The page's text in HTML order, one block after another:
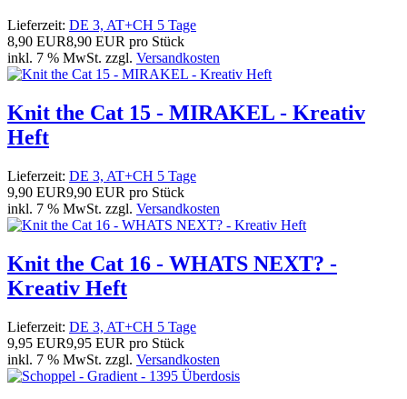
Lieferzeit: DE 3, AT+CH 5 Tage
8,90 EUR8,90 EUR pro Stück
inkl. 7 % MwSt. zzgl. Versandkosten
Knit the Cat 15 - MIRAKEL - Kreativ
Heft
Lieferzeit: DE 3, AT+CH 5 Tage
9,90 EUR9,90 EUR pro Stück
inkl. 7 % MwSt. zzgl. Versandkosten
Knit the Cat 16 - WHATS NEXT? -
Kreativ Heft
Lieferzeit: DE 3, AT+CH 5 Tage
9,95 EUR9,95 EUR pro Stück
inkl. 7 % MwSt. zzgl. Versandkosten